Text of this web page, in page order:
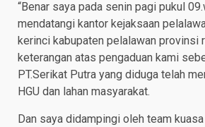
“Benar saya pada senin pagi pukul
mendatangi kantor kejaksaan
kerinci kabupaten pelalawan provinsi
keterangan atas pengaduan kami
PT.Serikat Putra yang diduga telah
HGU dan lahan masyarakat.
Dan saya didampingi oleh team